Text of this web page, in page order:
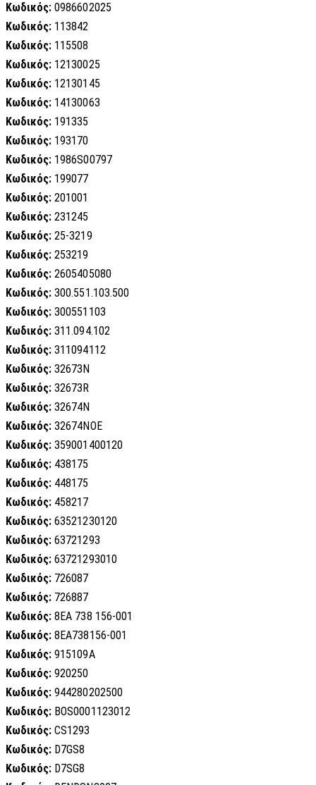
Κωδικός: 0986602025
Κωδικός: 113842
Κωδικός: 115508
Κωδικός: 12130025
Κωδικός: 12130145
Κωδικός: 14130063
Κωδικός: 191335
Κωδικός: 193170
Κωδικός: 1986S00797
Κωδικός: 199077
Κωδικός: 201001
Κωδικός: 231245
Κωδικός: 25-3219
Κωδικός: 253219
Κωδικός: 2605405080
Κωδικός: 300.551.103.500
Κωδικός: 300551103
Κωδικός: 311.094.102
Κωδικός: 311094112
Κωδικός: 32673N
Κωδικός: 32673R
Κωδικός: 32674N
Κωδικός: 32674NOE
Κωδικός: 359001400120
Κωδικός: 438175
Κωδικός: 448175
Κωδικός: 458217
Κωδικός: 63521230120
Κωδικός: 63721293
Κωδικός: 63721293010
Κωδικός: 726087
Κωδικός: 726887
Κωδικός: 8EA 738 156-001
Κωδικός: 8EA738156-001
Κωδικός: 915109A
Κωδικός: 920250
Κωδικός: 944280202500
Κωδικός: BOS0001123012
Κωδικός: CS1293
Κωδικός: D7GS8
Κωδικός: D7SG8